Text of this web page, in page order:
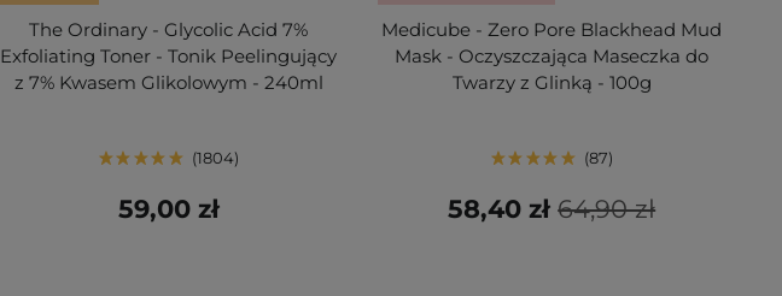
The Ordinary - Glycolic Acid 7%
Exfoliating Toner - Tonik Peelingujący
z 7% Kwasem Glikolowym - 240ml
1804
59,00 zł
Medicube - Zero Pore Blackhead Mud
Mask - Oczyszczająca Maseczka do
Twarzy z Glinką - 100g
87
64,90 zł
58,40 zł